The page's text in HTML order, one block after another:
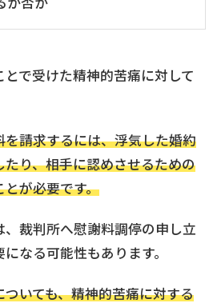
で受けた精神的苦痛に対して
を請求するには、浮気した婚約
り、相手に認めさせるための
が必要です。
裁判所へ慰謝料調停の申し立
なる可能性もあります。
いても、精神的苦痛に対する